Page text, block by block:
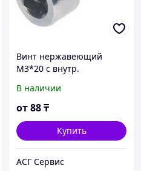
Винт нержавеющий
М3*20 с внутр.
912
В наличии
от88₸
Купить
АСГ Сервис